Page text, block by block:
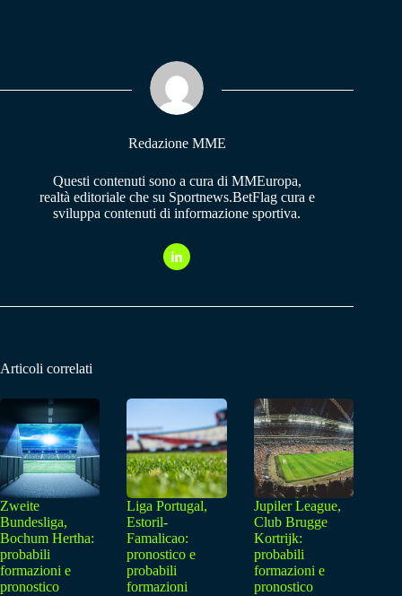
pp m
Redazione MME
Questi contenuti sono a cura di MMEuropa,
realtà editoriale che su Sportnews.BetFlag cura e
sviluppa contenuti di informazione sportiva.
Articoli correlati
Zweite
Bundesliga,
Bochum Hertha:
probabili
formazioni e
pronostico
Liga Portugal,
Estoril-
Famalicao:
pronostico e
probabili
formazioni
Jupiler League,
Club Brugge
Kortrijk:
probabili
formazioni e
pronostico